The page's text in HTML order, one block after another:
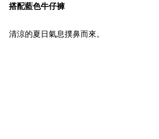
搭配藍色牛仔褲
清涼的夏日氣息撲鼻而來。